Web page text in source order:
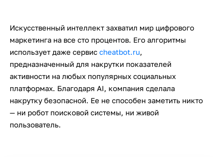
Искусственный интеллект захватил мир цифрового
маркетинга на все сто процентов. Его алгоритмы
использует даже сервис cheatbot.ru,
предназначенный для накрутки показателей
активности на любых популярных социальных
платформах. Благодаря AI, компания сделала
накрутку безопасной. Ее не способен заметить никто
— ни робот поисковой системы, ни живой
пользователь.